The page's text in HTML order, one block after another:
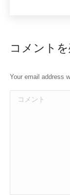
コメント
Your email address
コメント